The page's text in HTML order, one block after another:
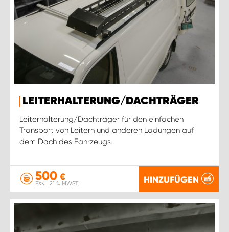
LEITERHALTERUNG/DACHTRÄGER
Leiterhalterung/Dachträger für den einfachen
Transport von Leitern und anderen Ladungen auf
dem Dach des Fahrzeugs.
500 €
EXKL. 21 % MWST. HINZUFÜGEN